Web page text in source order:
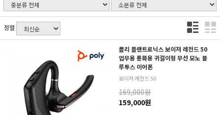
정렬
폴리 플랜트로닉스 보이저 레전드 50
업무용 통화용 귀걸이형 무선 모노 블
루투스 이어폰
보이저 레전드 50
169,000원
159,000원